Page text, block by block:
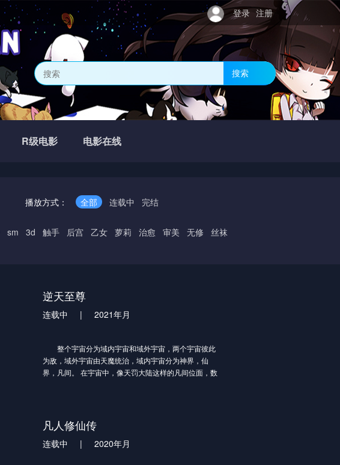
登录 注册
搜索
R级电影 电影在线
播放方式： 全部 连载中 完结
sm 3d 触手 后宫 乙女 萝莉 治愈 审美 无修
丝袜
逆天至尊
连载中 | 2021年月
整个宇宙分为域内宇宙和域外宇宙，两个宇宙彼此
为敌，域外宇宙由天魔统治，域内宇宙分为神界，仙
界，凡间。 在宇宙中，像天罚大陆这样的凡间位面，数
为神，到达神界。神界万族林立，各族之神极为强大。
在遥远的过去，神界万族，被始源至尊、混沌至尊，还
有鸿蒙至尊统领。三大至尊，三足鼎立，统管神界、九
凡人修仙传
连载中 | 2020年月